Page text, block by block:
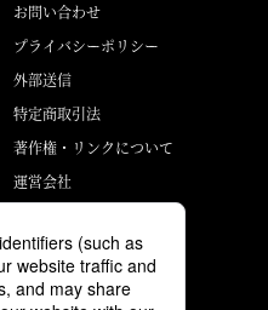
お問い合わせ
プライバシーポリシー
外部送信
特定商取引法
著作権・リンクについて
運営会社